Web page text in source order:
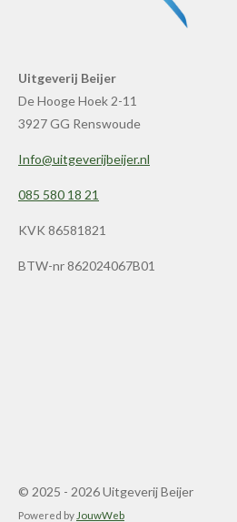
Uitgeverij Beijer
De Hooge Hoek 2-11
3927 GG Renswoude
Info@uitgeverijbeijer.nl
085 580 18 21
KVK 86581821
BTW-nr 862024067B01
© 2025 - 2026 Uitgeverij Beijer
Powered by JouwWeb